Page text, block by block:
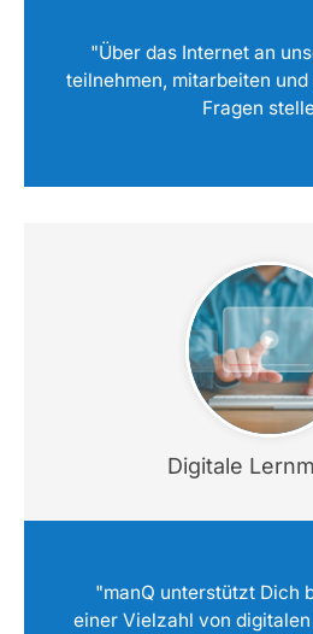
"Über das Internet an
teilnehmen, mitarbeiten
Fragen
"manQ unterstützt Dich
einer Vielzahl von
Digitale